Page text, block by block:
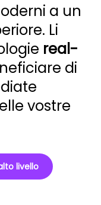
a un
Li
real-
di
vostre
livello